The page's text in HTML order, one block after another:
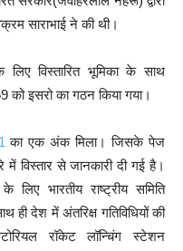
साराभाई ने की थी।
लिए विस्तारित भूमिका के साथ
इसरो का गठन किया गया।
का एक अंक मिला। जिसके पेज
में विस्तार से जानकारी दी गई है।
भारतीय राष्ट्रीय समिति
देश में अंतरिक्ष गतिविधियों की
रॉकेट लॉन्चिंग स्टेशन